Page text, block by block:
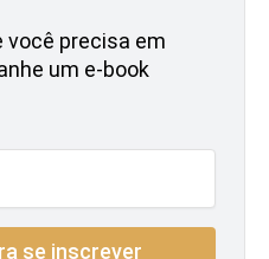
você precisa em
um e-book